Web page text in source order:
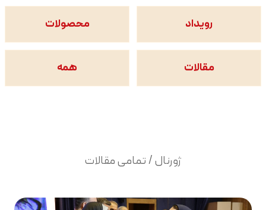
رویداد محصولات
مقالات همه
ژورنال / تمامی مقالات